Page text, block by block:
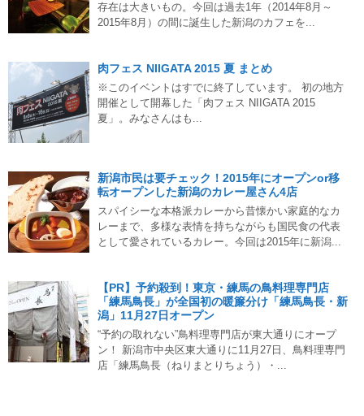
存在は大きいもの。今回は過去1年（2014年8月～
2015年8月）の間に誕生した新潟のカフェを...
肉フェス NIIGATA 2015 夏 まとめ
※このイベントはすでに終了しています。 初の地方
開催として開幕した「肉フェス NIIGATA 2015
夏」。みなさんはも...
新潟市民は要チェック！2015年にオープンor移
転オープンした新潟のカレー屋さん4店
スパイシーな本格派カレーから昔懐かい家庭的なカ
レーまで、多様な表情を持ちながらも国民食の代表
として愛されているカレー。今回は2015年に新潟...
【PR】予約殺到！東京・練馬の鳥料理専門店
「練馬鳥長」が全国初の暖簾分け「練馬鳥長・新
潟」11月27日オープン
“予約の取れない”鳥料理専門店が東大通りにオープ
ン！ 新潟市中央区東大通りに11月27日、鳥料理専門
店「練馬鳥長（ねりまとりちょう）・...